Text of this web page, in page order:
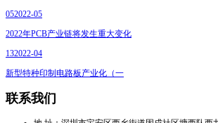
052022-05
2022年PCB产业链将发生重大变化
132022-04
新型特种印制电路板产业化（一
联系我们